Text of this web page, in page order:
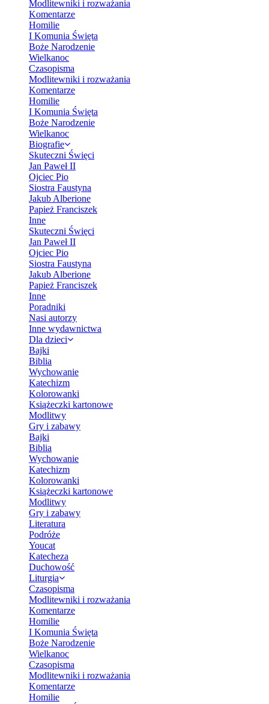
Modlitewniki i rozważania
Komentarze
Homilie
I Komunia Święta
Boże Narodzenie
Wielkanoc
Czasopisma
Modlitewniki i rozważania
Komentarze
Homilie
I Komunia Święta
Boże Narodzenie
Wielkanoc
Biografie
Skuteczni Święci
Jan Paweł II
Ojciec Pio
Siostra Faustyna
Jakub Alberione
Papież Franciszek
Inne
Skuteczni Święci
Jan Paweł II
Ojciec Pio
Siostra Faustyna
Jakub Alberione
Papież Franciszek
Inne
Poradniki
Nasi autorzy
Inne wydawnictwa
Dla dzieci
Bajki
Biblia
Wychowanie
Katechizm
Kolorowanki
Książeczki kartonowe
Modlitwy
Gry i zabawy
Bajki
Biblia
Wychowanie
Katechizm
Kolorowanki
Książeczki kartonowe
Modlitwy
Gry i zabawy
Literatura
Podróże
Youcat
Katecheza
Duchowość
Liturgia
Czasopisma
Modlitewniki i rozważania
Komentarze
Homilie
I Komunia Święta
Boże Narodzenie
Wielkanoc
Czasopisma
Modlitewniki i rozważania
Komentarze
Homilie